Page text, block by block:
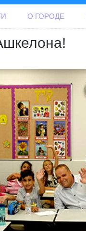
О ГОРОДЕ